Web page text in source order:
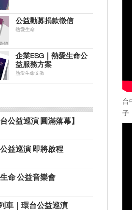
台
子
公益勸募捐款徵信
熱愛生命
企業ESG｜熱愛生命公
益服務方案
熱愛生命文教
公益巡演 圓滿落幕】
益巡演 即將啟程
命 公益音樂會
車｜環台公益巡演